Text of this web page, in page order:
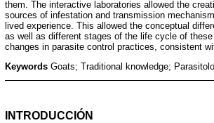
them. The interactive laboratories allowed the
sources of infestation and transmission
lived experience. This allowed the conceptual
as well as different stages of the life cycle of
changes in parasite control practices, consistent
Keywords Goats; Traditional knowledge;
INTRODUCCIÓN